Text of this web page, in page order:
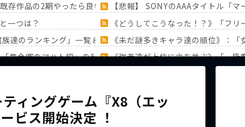
存作品の2期やったら良いよね？【悲報】 SONYのAAAタイトル「
一つは？
《どうしてこうなった！？》「フ
達のランキング」一覧＆「ミミック」大特集！！【『葬送のフ
《未だ謎多きキャラ達の順位》：
黄金郷のマハト編」の計31キャラのランキングを徹底解説！【
《強者達が上位に立ち並ぶ》「一
ィングゲーム『X8（エッ
ビス開始決定 ！